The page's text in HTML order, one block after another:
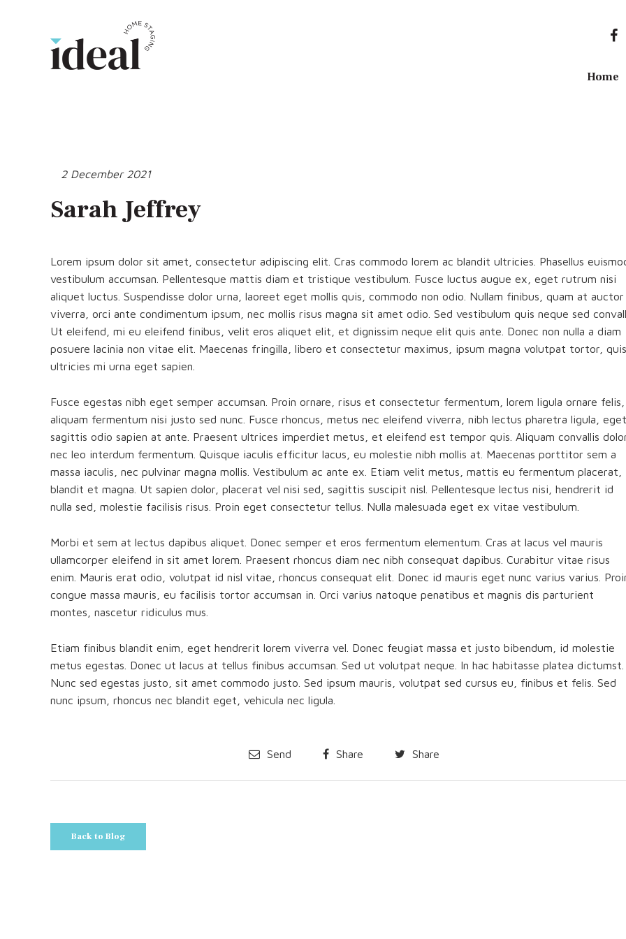
Home
2 December 2021
Sarah Jeffrey
Lorem ipsum dolor sit amet, consectetur adipiscing elit. Cras commodo lorem ac blandit ultricies. Phasellus
vestibulum accumsan. Pellentesque mattis diam et tristique vestibulum. Fusce luctus augue ex, eget rutrum nisi
aliquet luctus. Suspendisse dolor urna, laoreet eget mollis quis, commodo non odio. Nullam finibus, quam at auctor
viverra, orci ante condimentum ipsum, nec mollis risus magna sit amet odio. Sed vestibulum quis neque sed
Ut eleifend, mi eu eleifend finibus, velit eros aliquet elit, et dignissim neque elit quis ante. Donec non nulla a diam
posuere lacinia non vitae elit. Maecenas fringilla, libero et consectetur maximus, ipsum magna volutpat tortor, quis
ultricies mi urna eget sapien.
Fusce egestas nibh eget semper accumsan. Proin ornare, risus et consectetur fermentum, lorem ligula ornare felis,
aliquam fermentum nisi justo sed nunc. Fusce rhoncus, metus nec eleifend viverra, nibh lectus pharetra ligula, eget
sagittis odio sapien at ante. Praesent ultrices imperdiet metus, et eleifend est tempor quis. Aliquam convallis
nec leo interdum fermentum. Quisque iaculis efficitur lacus, eu molestie nibh mollis at. Maecenas porttitor sem a
massa iaculis, nec pulvinar magna mollis. Vestibulum ac ante ex. Etiam velit metus, mattis eu fermentum placerat,
blandit et magna. Ut sapien dolor, placerat vel nisi sed, sagittis suscipit nisl. Pellentesque lectus nisi, hendrerit id
nulla sed, molestie facilisis risus. Proin eget consectetur tellus. Nulla malesuada eget ex vitae vestibulum.
Morbi et sem at lectus dapibus aliquet. Donec semper et eros fermentum elementum. Cras at lacus vel mauris
ullamcorper eleifend in sit amet lorem. Praesent rhoncus diam nec nibh consequat dapibus. Curabitur vitae risus
enim. Mauris erat odio, volutpat id nisl vitae, rhoncus consequat elit. Donec id mauris eget nunc varius varius.
congue massa mauris, eu facilisis tortor accumsan in. Orci varius natoque penatibus et magnis dis parturient
montes, nascetur ridiculus mus.
Etiam finibus blandit enim, eget hendrerit lorem viverra vel. Donec feugiat massa et justo bibendum, id molestie
metus egestas. Donec ut lacus at tellus finibus accumsan. Sed ut volutpat neque. In hac habitasse platea dictumst.
Nunc sed egestas justo, sit amet commodo justo. Sed ipsum mauris, volutpat sed cursus eu, finibus et felis. Sed
nunc ipsum, rhoncus nec blandit eget, vehicula nec ligula.
Send Share Share
Back to Blog